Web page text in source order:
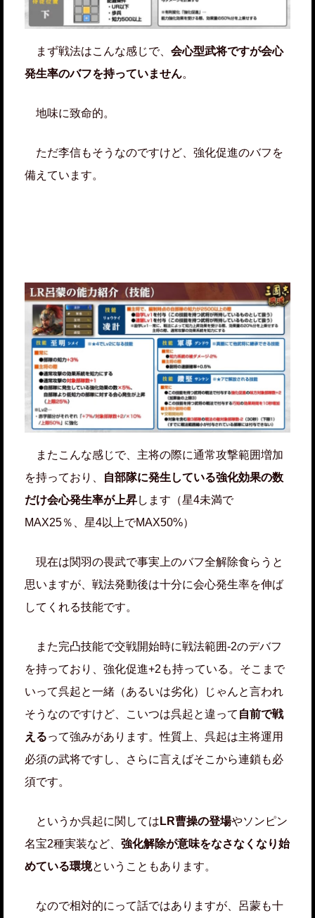
まず戦法はこんな感じで、 会心型武将ですが会心
発生率のバフを持っていません。
地味に致命的。
ただ李信もそうなのですけど、強化促進のバフを
備えています。
またこんな感じで、主将の際に通常攻撃範囲増加
を持っており、
自部隊に発生している強化効果の数
だけ会心発生率が上昇します（星4未満で
MAX25％、星4以上でMAX50%）
現在は関羽の畏武で事実上のバフ全解除食らうと
思いますが、戦法発動後は十分に会心発生率を伸ば
してくれる技能です。
また完凸技能で交戦開始時に戦法範囲-2のデバフ
を持っており、強化促進+2も持っている。そこまで
いって呉起と一緒（あるいは劣化）じゃんと言われ
そうなのですけど、こいつは呉起と違って 自前で戦
えるって強みがあります。性質上、呉起は主将運用
必須の武将ですし、さらに言えばそこから連鎖も必
須です。
というか呉起に関しては LR曹操の登場やソンピン
名宝2種実装など、 強化解除が意味をなさなくなり始
めている環境ということもあります。
なので相対的にって話ではありますが、呂蒙も十